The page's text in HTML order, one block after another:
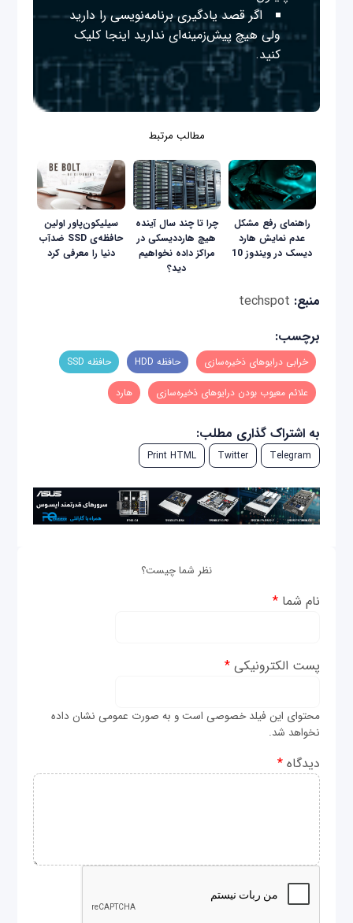
اگر قصد یادگیری برنامه‌نویسی را دارید
ولی هیچ پیش‌زمینه‌ای نداریداینجا کلیک
کنید.
مطالب مرتبط
راهنمای رفع مشکل
عدم نمایش هارد
دیسک در ویندوز 10
چرا تا چند سال آینده
هیچ هارددیسکی در
مراکز داده نخواهیم
دید؟
سیلیکون‌پاور اولین
حافظه‌ی SSD ضدآب
دنیا را معرفی کرد
منبع: techspot
برچسب:
خرابی درایوهای ذخیره‌سازی حافظه HDD حافظه SSD
علائم معیوب بودن درایوهای ذخیره‌سازی هارد
به اشتراک گذاری مطلب:
Telegram
Twitter
Print HTML
نظر شما چیست؟
نام شما*
پست الکترونیکی*
محتوای این فیلد خصوصی است و به صورت عمومی نشان داده
نخواهد شد.
دیدگاه*